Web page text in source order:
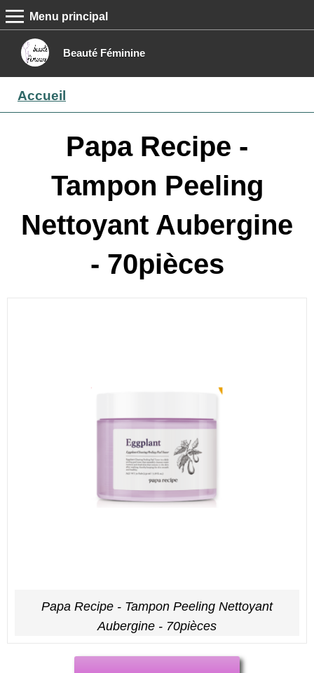
Beauté Féminine
MENU PRINCIPAL
Menu principal
Boutique
Contact
Accueil
Papa Recipe -
Tampon Peeling
Nettoyant Aubergine
- 70pièces
Papa Recipe - Tampon Peeling Nettoyant
Aubergine - 70pièces